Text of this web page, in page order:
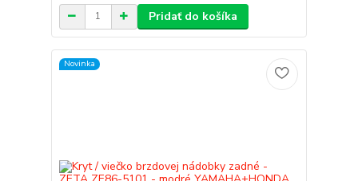
Pridať do košíka
Novinka